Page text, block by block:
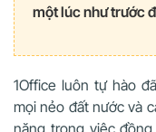
một lúc như trước
1Office luôn tự hào
mọi nẻo đất nước và
nặng trong việc